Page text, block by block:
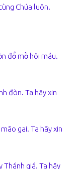
Chúa luôn.
đổ mồ hôi máu.
đòn. Ta hãy xin
gai. Ta hãy xin
Thánh giá. Ta hãy